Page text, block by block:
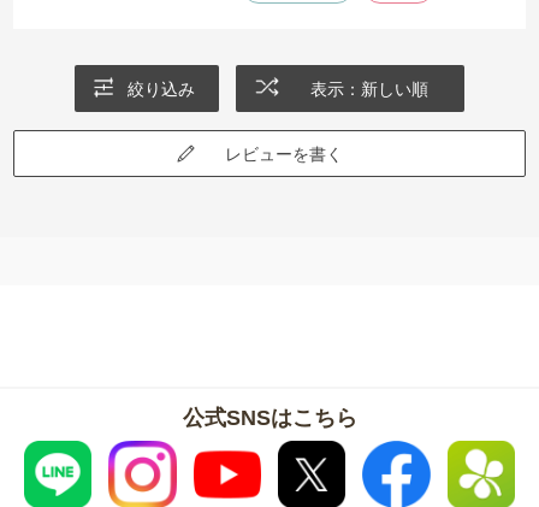
絞り込み 表示：新しい順
レビューを書く
公式SNSはこちら